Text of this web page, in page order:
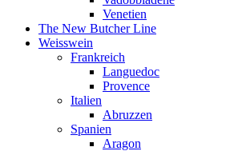
Venetien
The New Butcher Line
Weisswein
Frankreich
Languedoc
Provence
Italien
Abruzzen
Spanien
Aragon